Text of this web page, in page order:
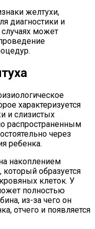
желтухи,
диагностики и
может
характеризуется
и слизистых
распространенным
через
ребенка.
накоплением
образуется
клеток. У
полностью
из-за чего он
отчего и появляется